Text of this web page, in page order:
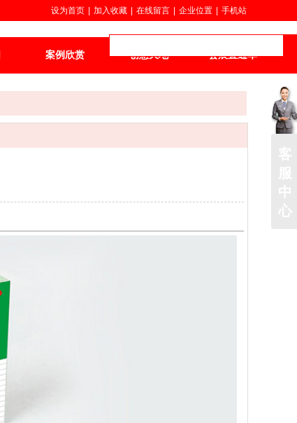
案例欣赏 创意天地 会展直通车
设为首页 加入收藏 在线留言 企业位置 手机站